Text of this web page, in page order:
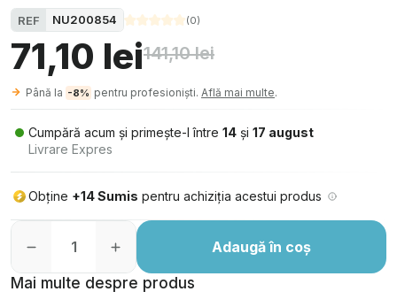
REF NU200854 (0)
71,10 lei141,10 lei
Până la -8% pentru profesioniști. Află mai multe.
Cumpără acum și primește-l între 14 și 17 august
Livrare Expres
Obține +14 Sumis pentru achiziția acestui produs
Adaugă în coș
Mai multe despre produs